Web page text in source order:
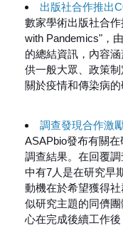
出版社合作推出
數家學術出版社合
with Pandemics"，
的總結資訊，內容
供一般大眾、政策
關於疫情和傳染病的
調查發現合作激
ASAPbio發布有關
調查結果。在回覆
中有7人是在研究早
動機在於希望獲得
似研究主題的同儕
心在完成後續工作後